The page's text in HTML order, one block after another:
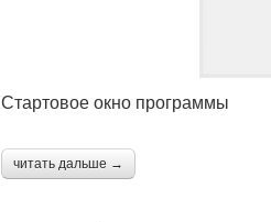
Стартовое окно программы
читать дальше →